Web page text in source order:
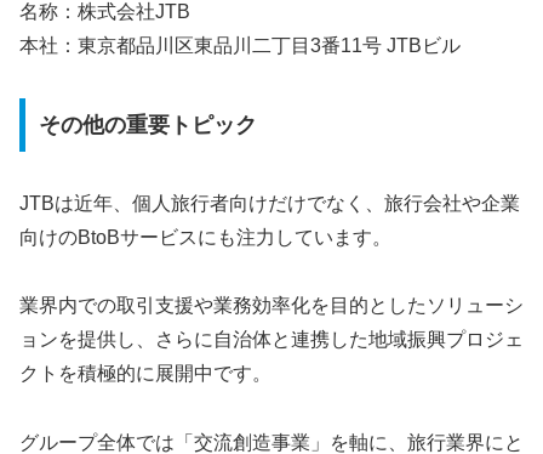
名称：株式会社JTB
本社：東京都品川区東品川二丁目3番11号 JTBビル
その他の重要トピック
JTBは近年、個人旅行者向けだけでなく、旅行会社や企業
向けのBtoBサービスにも注力しています。
業界内での取引支援や業務効率化を目的としたソリューシ
ョンを提供し、さらに自治体と連携した地域振興プロジェ
クトを積極的に展開中です。
グループ全体では「交流創造事業」を軸に、旅行業界にと